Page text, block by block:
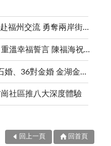
KDC金門流行舞蹈團赴福州交流 勇奪兩岸街舞賽三等獎
金鑽婚夫妻重披婚紗 重溫幸福誓言 陳福海祝福牽手半世紀 情深相守成典範
5對白金婚、11對鑽石婚、36對金婚 金湖金沙夫妻共享榮耀時刻 陳福海表揚金鑽婚夫妻 向半世紀相守家庭典範致敬
社區推八大深度體驗
回上一頁 回首頁